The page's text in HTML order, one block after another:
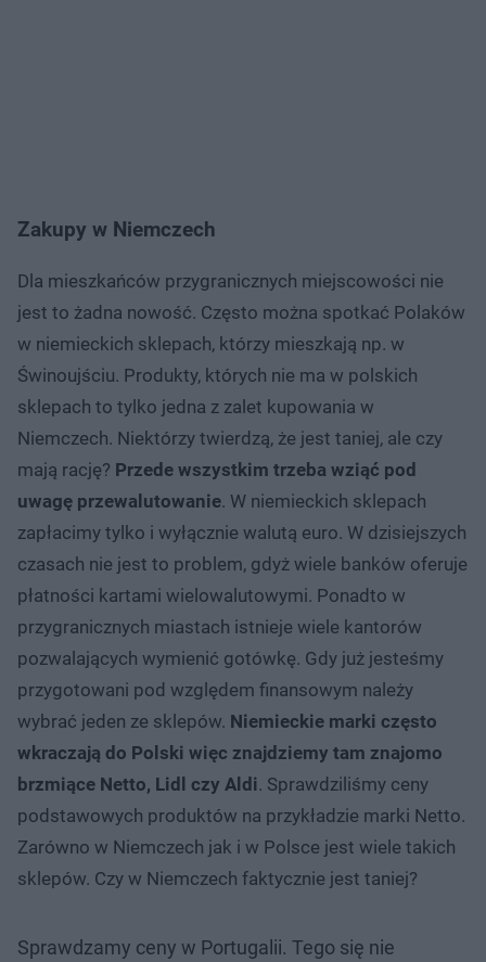
Zakupy w Niemczech
Dla mieszkańców przygranicznych miejscowości nie
jest to żadna nowość. Często można spotkać Polaków
w niemieckich sklepach, którzy mieszkają np. w
Świnoujściu. Produkty, których nie ma w polskich
sklepach to tylko jedna z zalet kupowania w
Niemczech. Niektórzy twierdzą, że jest taniej, ale czy
mają rację? Przede wszystkim trzeba wziąć pod
uwagę przewalutowanie. W niemieckich sklepach
zapłacimy tylko i wyłącznie walutą euro. W dzisiejszych
czasach nie jest to problem, gdyż wiele banków oferuje
płatności kartami wielowalutowymi. Ponadto w
przygranicznych miastach istnieje wiele kantorów
pozwalających wymienić gotówkę. Gdy już jesteśmy
przygotowani pod względem finansowym należy
wybrać jeden ze sklepów. Niemieckie marki często
wkraczają do Polski więc znajdziemy tam znajomo
brzmiące Netto, Lidl czy Aldi. Sprawdziliśmy ceny
podstawowych produktów na przykładzie marki Netto.
Zarówno w Niemczech jak i w Polsce jest wiele takich
sklepów. Czy w Niemczech faktycznie jest taniej?
Sprawdzamy ceny w Portugalii. Tego się nie